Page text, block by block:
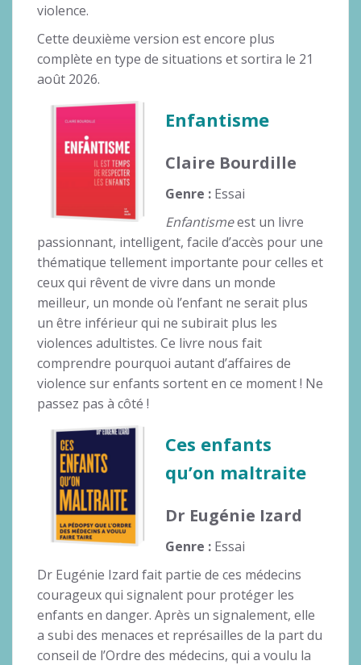
violence.
Cette deuxième version est encore plus
complète en type de situations et sortira le 21
août 2026.
Enfantisme
Claire Bourdille
Genre : Essai
Enfantismeest un livre
passionnant, intelligent, facile d’accès pour une
thématique tellement importante pour celles et
ceux qui rêvent de vivre dans un monde
meilleur, un monde où l’enfant ne serait plus
un être inférieur qui ne subirait plus les
violences adultistes. Ce livre nous fait
comprendre pourquoi autant d’affaires de
violence sur enfants sortent en ce moment ! Ne
passez pas à côté !
Ces enfants
qu’on maltraite
Dr Eugénie Izard
Genre : Essai
Dr Eugénie Izard fait partie de ces médecins
courageux qui signalent pour protéger les
enfants en danger. Après un signalement, elle
a subi des menaces et représailles de la part du
conseil de l’Ordre des médecins, qui a voulu la